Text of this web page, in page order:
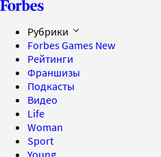
Рубрики
Forbes Games New
Рейтинги
Франшизы
Подкасты
Видео
Life
Woman
Sport
Young